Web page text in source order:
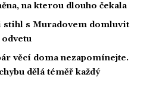
na kterou dlouho čekala
stihl s Muradovem domluvit
odvetu
věcí doma nezapomínejte.
dělá téměř každý